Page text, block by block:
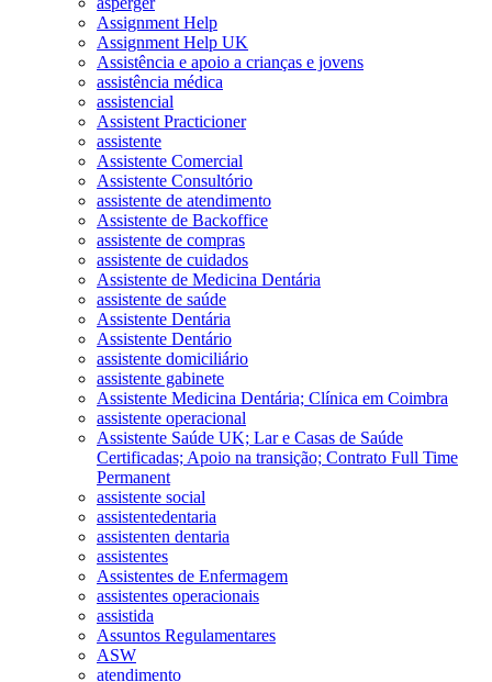
Assignment Help
Assignment Help UK
Assistência e apoio a crianças e jovens
assistência médica
assistencial
Assistent Practicioner
assistente
Assistente Comercial
Assistente Consultório
assistente de atendimento
Assistente de Backoffice
assistente de compras
assistente de cuidados
Assistente de Medicina Dentária
assistente de saúde
Assistente Dentária
Assistente Dentário
assistente domiciliário
assistente gabinete
Assistente Medicina Dentária; Clínica em Coimbra
assistente operacional
Assistente Saúde UK; Lar e Casas de Saúde
Certificadas; Apoio na transição; Contrato Full Time
Permanent
assistente social
assistentedentaria
assistenten dentaria
assistentes
Assistentes de Enfermagem
assistentes operacionais
assistida
Assuntos Regulamentares
ASW
atendimento